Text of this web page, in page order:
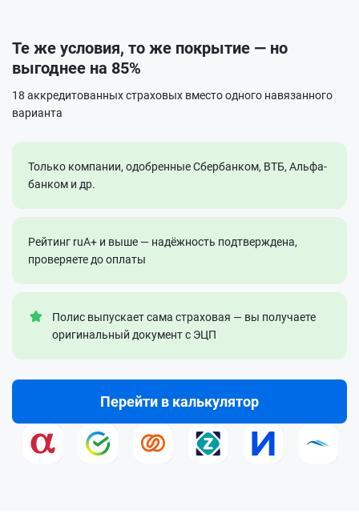
Те же условия, то же покрытие — но
выгоднее на 85%
18 аккредитованных страховых вместо одного навязанного
варианта
Только компании, одобренные Сбербанком, ВТБ, Альфа-
банком и др.
Рейтинг ruA+ и выше — надёжность подтверждена,
проверяете до оплаты
Полис выпускает сама страховая — вы получаете
оригинальный документ с ЭЦП
Перейти в калькулятор